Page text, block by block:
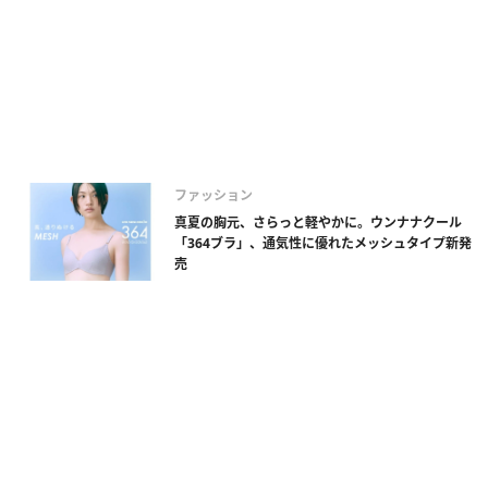
ファッション
真夏の胸元、さらっと軽やかに。ウンナナクール
「364ブラ」、通気性に優れたメッシュタイプ新発
売